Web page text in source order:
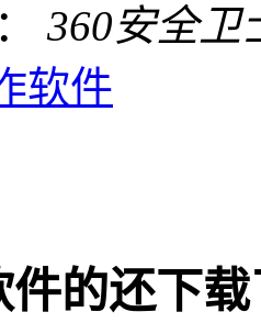
360安全卫
软件
件的还下